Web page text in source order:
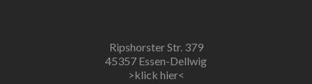
Ripshorster Str. 379
45357 Essen-Dellwig
>klick hier<